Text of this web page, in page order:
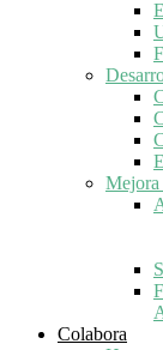
Mejora
Colabora